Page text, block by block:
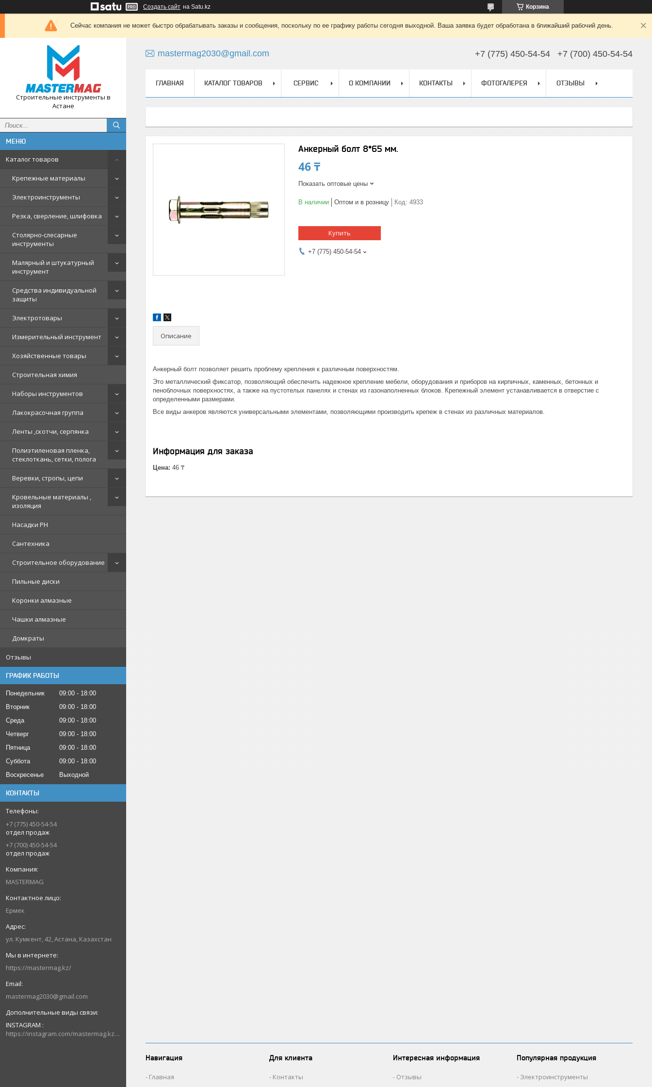
Создать сайт на Satu.kz Корзина
Сейчас компания не может быстро обрабатывать заказы и сообщения, поскольку по ее графику работы сегодня выходной. Ваша заявка будет обработана в ближайший рабочий день.
Строительные инструменты в
Астане
Каталог товаров
Крепежные материалы
Электроинструменты
Резка, сверление, шлифовка
Столярно-слесарные
инструменты
Малярный и штукатурный
инструмент
Средства индивидуальной
защиты
Электротовары
Измерительный инструмент
Хозяйственные товары
Строительная химия
Наборы инструментов
Лакокрасочная группа
Ленты ,скотчи, серпянка
Полиэтиленовая пленка,
стеклоткань, сетки, полога
Веревки, стропы, цепи
Кровельные материалы ,
изоляция
Насадки PH
Сантехника
Строительное оборудование
Пильные диски
Коронки алмазные
Чашки алмазные
Домкраты
Отзывы
ГРАФИК РАБОТЫ
Понедельник 09:00
18:00
Вторник
09:00
18:00
Среда
09:00
18:00
Четверг
09:00
18:00
Пятница
09:00
18:00
Суббота
09:00
18:00
Воскресенье
Выходной
КОНТАКТЫ
+7 (775) 450-54-54
отдел продаж
+7 (700) 450-54-54
отдел продаж
MASTERMAG
Ермек
ул. Кумкент, 42, Астана, Казахстан
https://mastermag.kz/
mastermag2030@gmail.com
INSTAGRAM
https://instagram.com/mastermag.kz?igshid=NDk5N2NlZjQ=
mastermag2030@gmail.com +7 (775) 450-54-54 +7 (700) 450-54-54
ГЛАВНАЯ КАТАЛОГ ТОВАРОВ СЕРВИС О КОМПАНИИ КОНТАКТЫ ФОТОГАЛЕРЕЯ ОТЗЫВЫ
Анкерный болт 8*65 мм.
46 ₸
Показать оптовые цены
В наличии Оптом и в розницу Код: 4933
Купить
+7 (775) 450-54-54
Описание
Анкерный болт позволяет решить проблему крепления к различным поверхностям.
Это металлический фиксатор, позволяющий обеспечить надежное крепление мебели, оборудования и приборов на кирпичных, каменных, бетонных и
пеноблочных поверхностях, а также на пустотелых панелях и стенах из газонаполненных блоков. Крепежный элемент устанавливается в отверстие с
определенными размерами.
Все виды анкеров являются универсальными элементами, позволяющими производить крепеж в стенах из различных материалов.
Информация для заказа
Цена: 46 ₸
Навигация
Главная
Для клиента
Контакты
Интересная информация
Отзывы
Популярная продукция
Электроинструменты